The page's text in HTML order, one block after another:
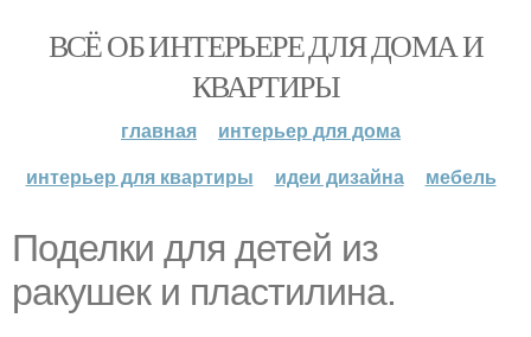
ВСЁ ОБ ИНТЕРЬЕРЕ ДЛЯ ДОМА И
КВАРТИРЫ
главная
интерьер для дома
интерьер для квартиры
идеи дизайна мебель
Поделки для детей из
ракушек и пластилина.